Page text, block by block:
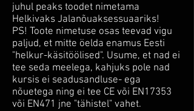
juhul peaks toodet nimetama
Helkivaks Jalanõuaksessuaariks!
PS! Toote nimetuse osas teevad vigu
paljud, et mitte öelda enamus Eesti
"helkur-käsitöölised". Usume, et nad ei
tee seda meelega, kahjuks pole nad
kursis ei seadusandluse- ega
nõuetega ning ei tee CE või EN17353
või EN471 jne "tähistel" vahet.